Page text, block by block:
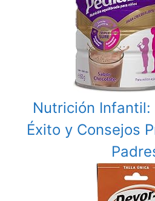
Nutrición
Éxito y Consejos